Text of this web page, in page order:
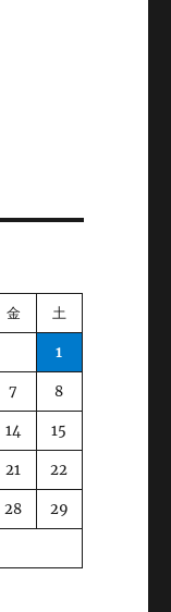
金 土
1
7 8
14 15
21 22
28 29